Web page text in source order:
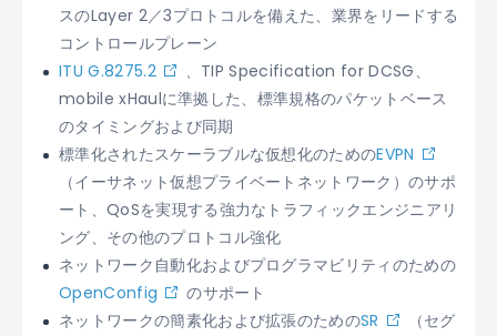
スのLayer 2／3プロトコルを備えた、業界をリードする
コントロールプレーン
ITU G.8275.2
、 TIP Specification for DCSG、
mobile xHaulに準拠した、標準規格のパケットベース
のタイミングおよび同期
標準化されたスケーラブルな仮想化のためのEVPN
（イーサネット仮想プライベートネットワーク）のサポ
ート、QoSを実現する強力なトラフィックエンジニアリ
ング、その他のプロトコル強化
ネットワーク自動化およびプログラマビリティのための
OpenConfig
のサポート
ネットワークの簡素化および拡張のためのSR
（セグ